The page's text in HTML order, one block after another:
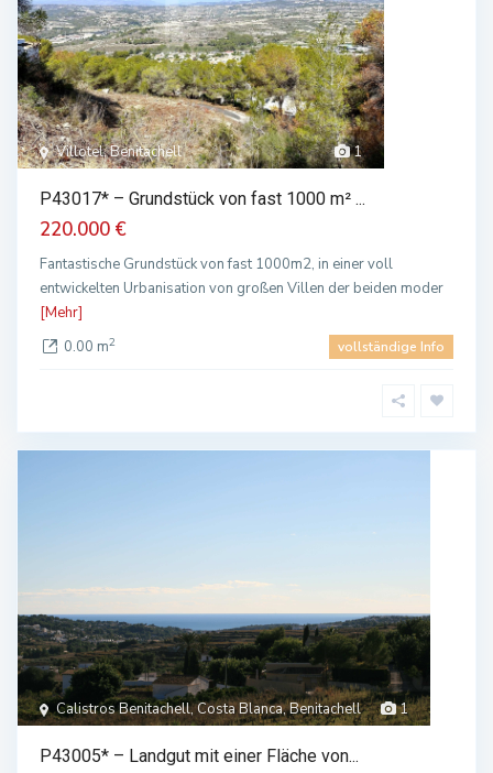
1
Villotel, Benitachell
P43017* – Grundstück von fast 1000 m² ...
220.000 €
Fantastische Grundstück von fast 1000m2, in einer voll
entwickelten Urbanisation von großen Villen der beiden moder
[Mehr]
0.00 m2 vollständige Info
1
Calistros Benitachell, Costa Blanca, Benitachell
P43005* – Landgut mit einer Fläche von...